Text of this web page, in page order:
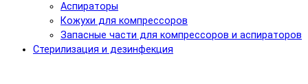
Аспираторы
Кожухи для компрессоров
Запасные части для компрессоров и аспираторов
Стерилизация и дезинфекция